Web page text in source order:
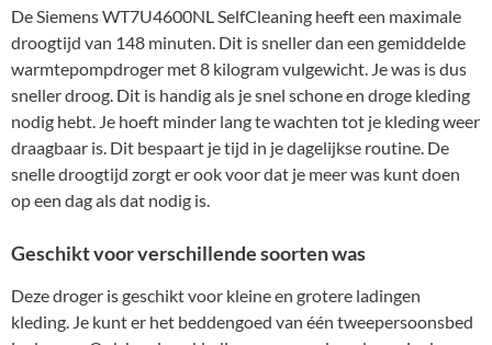
De Siemens WT7U4600NL SelfCleaning heeft een maximale
droogtijd van 148 minuten. Dit is sneller dan een gemiddelde
warmtepompdroger met 8 kilogram vulgewicht. Je was is dus
sneller droog. Dit is handig als je snel schone en droge kleding
nodig hebt. Je hoeft minder lang te wachten tot je kleding weer
draagbaar is. Dit bespaart je tijd in je dagelijkse routine. De
snelle droogtijd zorgt er ook voor dat je meer was kunt doen
op een dag als dat nodig is.
Geschikt voor verschillende soorten was
Deze droger is geschikt voor kleine en grotere ladingen
kleding. Je kunt er het beddengoed van één tweepersoonsbed